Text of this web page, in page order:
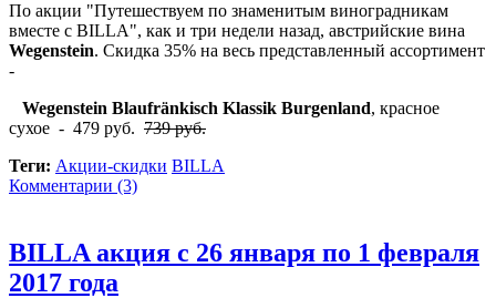
По акции "Путешествуем по знаменитым виноградникам
вместе с BILLA", как и три недели назад, австрийские вина
Wegenstein. Скидка 35% на весь представленный ассортимент
-
Wegenstein Blaufränkisch Klassik Burgenland, красное
сухое - 479 руб. 739 руб.
Теги: Акции-скидки BILLA
Комментарии (3)
BILLA акция с 26 января по 1 февраля
2017 года